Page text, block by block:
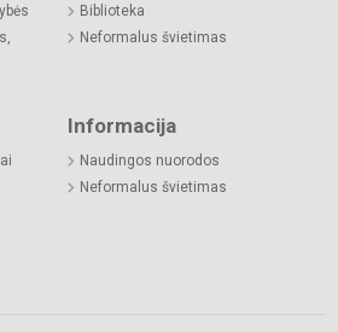
Biblioteka
Neformalus švietimas
Informacija
Naudingos nuorodos
Neformalus švietimas